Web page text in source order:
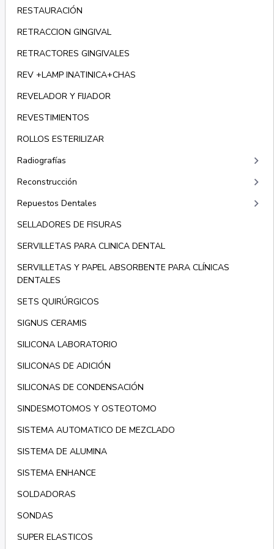
RESTAURACIÓN
RETRACCION GINGIVAL
RETRACTORES GINGIVALES
REV +LAMP INATINICA+CHAS
REVELADOR Y FIJADOR
REVESTIMIENTOS
ROLLOS ESTERILIZAR
Radiografías
keyboard_arrow_right
Reconstrucción keyboard_arrow_right
Repuestos Dentales keyboard_arrow_right
SELLADORES DE FISURAS
SERVILLETAS PARA CLINICA DENTAL
SERVILLETAS Y PAPEL ABSORBENTE PARA CLÍNICAS
DENTALES
SETS QUIRÚRGICOS
SIGNUS CERAMIS
SILICONA LABORATORIO
SILICONAS DE ADICIÓN
SILICONAS DE CONDENSACIÓN
SINDESMOTOMOS Y OSTEOTOMO
SISTEMA AUTOMATICO DE MEZCLADO
SISTEMA DE ALUMINA
SISTEMA ENHANCE
SOLDADORAS
SONDAS
SUPER ELASTICOS